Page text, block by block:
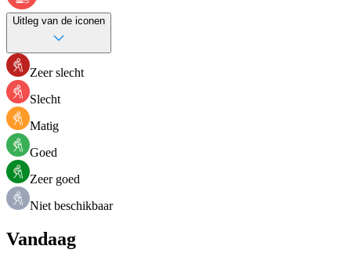
Uitleg van de iconen
Zeer slecht
Slecht
Matig
Goed
Zeer goed
Niet beschikbaar
Vandaag